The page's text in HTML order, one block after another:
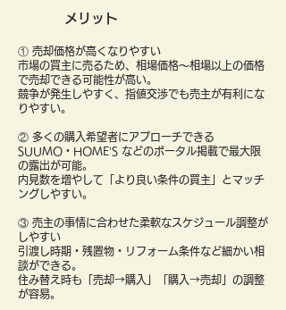
メリット
① 売却価格が高くなりやすい
市場の買主に売るため、相場価格〜相場以上の価格
で売却できる可能性が高い。
競争が発生しやすく、指値交渉でも売主が有利にな
りやすい。
② 多くの購入希望者にアプローチできる
SUUMO・HOME’S などのポータル掲載で最大限
の露出が可能。
内見数を増やして「より良い条件の買主」とマッチ
ングしやすい。
③ 売主の事情に合わせた柔軟なスケジュール調整が
しやすい
引渡し時期・残置物・リフォーム条件など細かい相
談ができる。
住み替え時も「売却→購入」「購入→売却」の調整
が容易。